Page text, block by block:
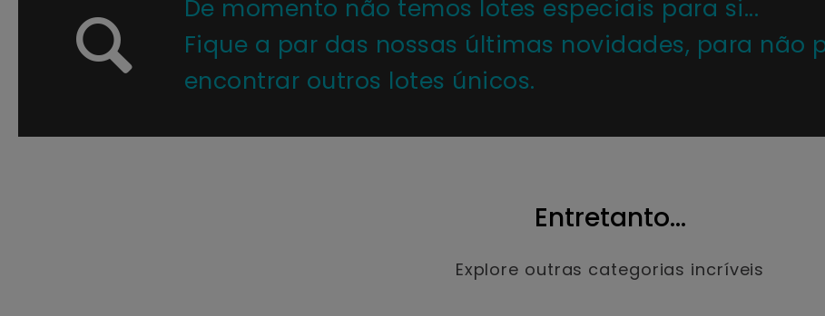
De momento não temos lotes especiais para si...
Fique a par das nossas últimas novidades, para não
encontrar outros lotes únicos.
Entretanto...
Explore outras categorias incríveis